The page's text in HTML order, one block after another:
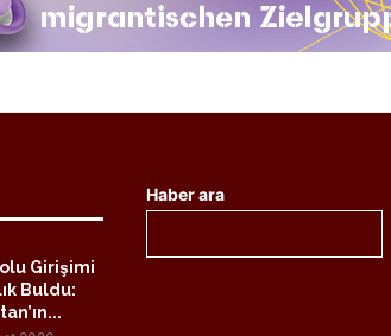
Girişimi
Buldu:
Haber ara